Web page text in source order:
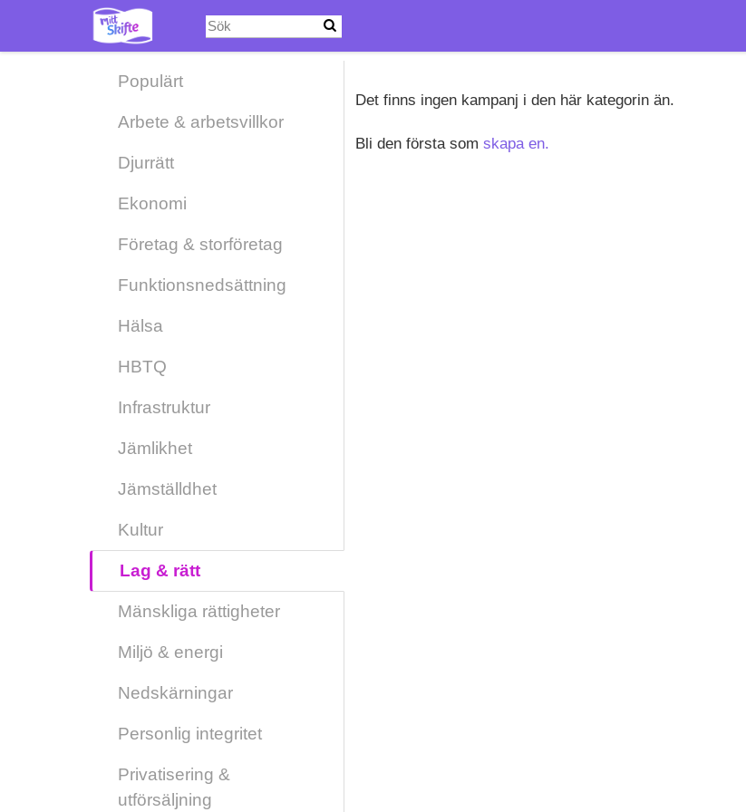
huvudinnehåll
Populärt
Arbete & arbetsvillkor
Djurrätt
Ekonomi
Företag & storföretag
Funktionsnedsättning
Hälsa
HBTQ
Infrastruktur
Jämlikhet
Jämställdhet
Kultur
Lag & rätt
Mänskliga rättigheter
Miljö & energi
Nedskärningar
Personlig integritet
Privatisering &
utförsäljning
Det finns ingen kampanj i den här kategorin än.
Bli den första som skapa en.